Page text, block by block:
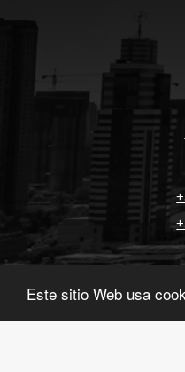
Este sitio Web usa